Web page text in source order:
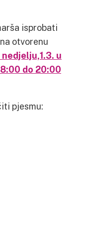
isprobati
otvorenu
u
do 20:00
pjesmu: